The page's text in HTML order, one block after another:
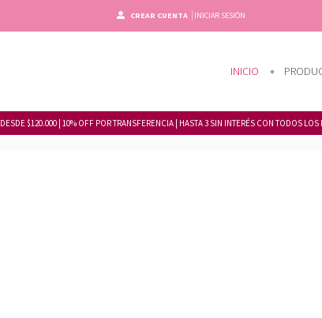
CREAR CUENTA INICIAR SESIÓN
INICIO
$120.000 | 10% OFF POR TRANSFERENCIA | HASTA 3 SIN INTERÉS CON TODOS LOS